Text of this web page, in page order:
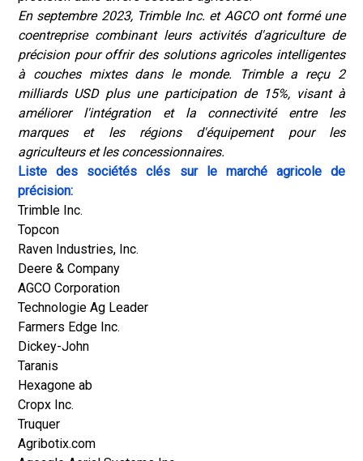
En septembre 2023, Trimble Inc. et AGCO ont formé une
coentreprise combinant leurs activités d'agriculture de
précision pour offrir des solutions agricoles intelligentes
à couches mixtes dans le monde. Trimble a reçu 2
milliards USD plus une participation de 15%, visant à
améliorer l'intégration et la connectivité entre les
marques et les régions d'équipement pour les
agriculteurs et les concessionnaires.
Liste des sociétés clés sur le marché agricole de
précision:
Trimble Inc.
Topcon
Raven Industries, Inc.
Deere & Company
AGCO Corporation
Technologie Ag Leader
Farmers Edge Inc.
Dickey-John
Taranis
Hexagone ab
Cropx Inc.
Truquer
Agribotix.com